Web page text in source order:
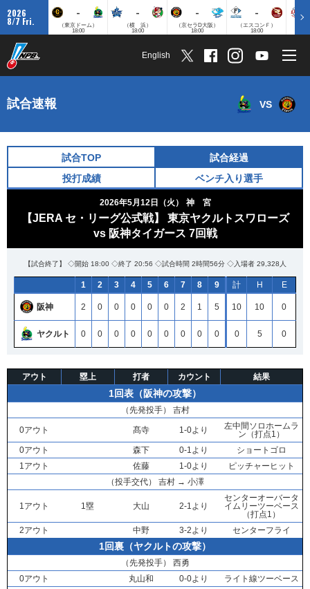
2026
8/7 Fri.
-
（東京ドーム）
18:00
-
（横 浜）
18:00
-
（京セラD大阪）
18:00
-
（エスコンＦ）
18:00
English
試合速報 VS
試合TOP
試合経過
投打成績
ベンチ入り選手
2026年5月12日（火） 神 宮
【JERA セ・リーグ公式戦】 東京ヤクルトスワローズ
vs 阪神タイガース 7回戦
【試合終了】 ◇開始 18:00 ◇終了 20:56 ◇試合時間 2時間56分 ◇入場者 29,328人
1 2 3 4 5 6 7 8 9 計 H E
阪神 2 0 0 0 0 0 2 1 5 10 10 0
ヤクルト 0 0 0 0 0 0 0 0 0 0 5 0
アウト 塁上 打者 カウント 結果
1回表（阪神の攻撃）
（先発投手） 吉村
0アウト 髙寺 1-0より
左中間ソロホームラ
ン（打点1）
0アウト
森下 0-1より
ショートゴロ
1アウト
佐藤 1-0より
ピッチャーヒット
（投手交代） 吉村→ 小澤
1アウト 1塁 大山 2-1より
センターオーバータ
イムリーツーベース
（打点1）
2アウト
中野 3-2より センターフライ
1回裏（ヤクルトの攻撃）
（先発投手） 西勇
0アウト
丸山和 0-0より
ライト線ツーベース